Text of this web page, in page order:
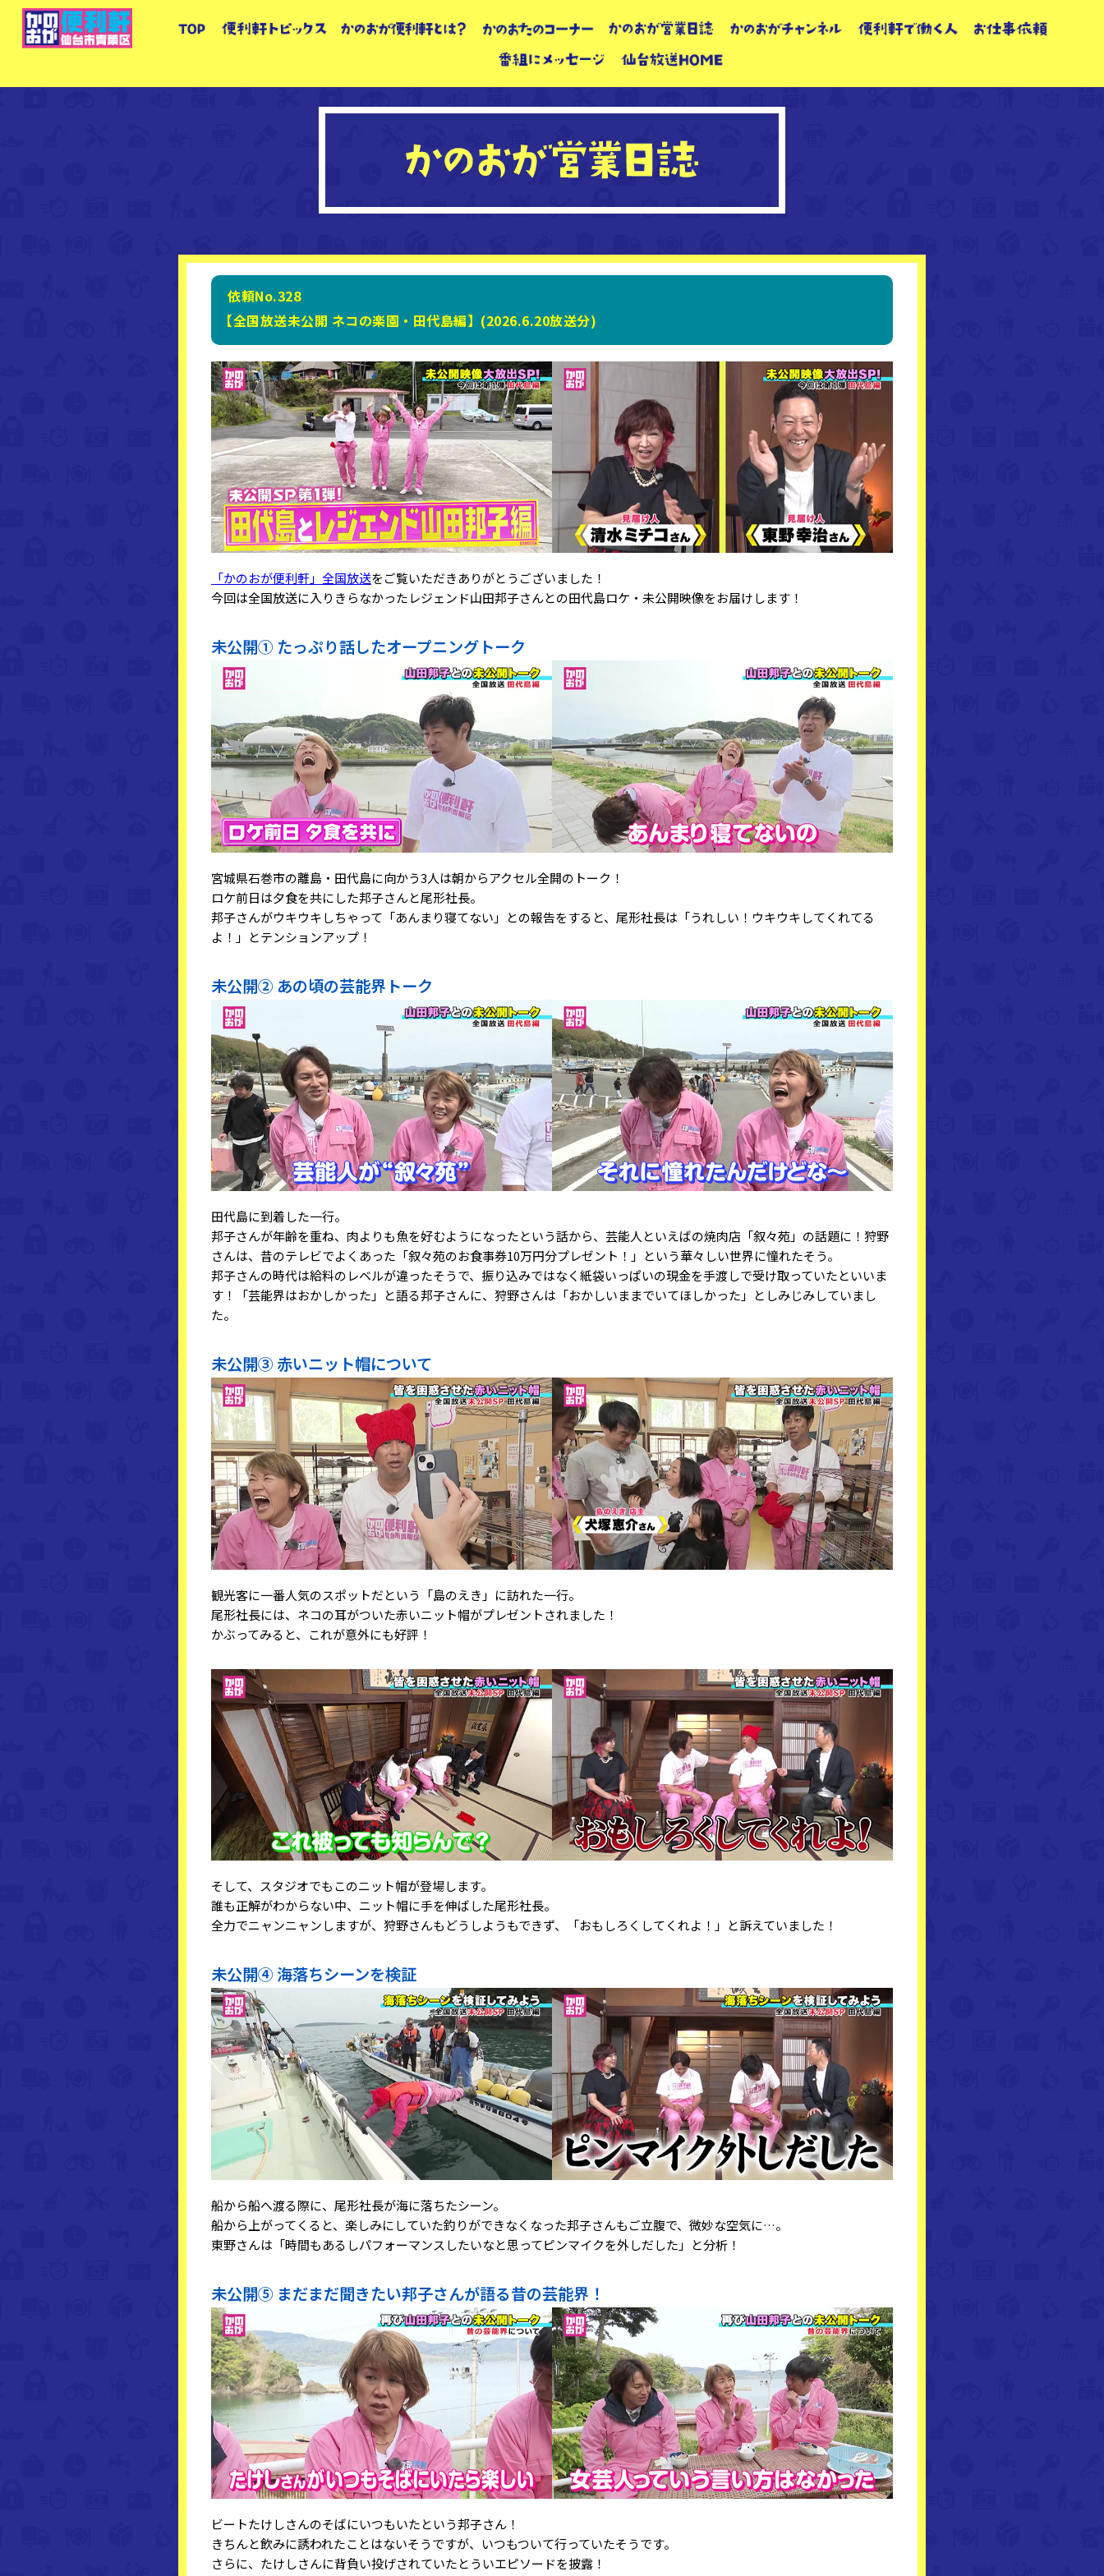
依頼No.328
【全国放送未公開 ネコの楽園・田代島編】(2026.6.20放送分)
「かのおが便利軒」全国放送をご覧いただきありがとうございました！
今回は全国放送に入りきらなかったレジェンド山田邦子さんとの田代島ロケ・未公開映像をお届けします！
未公開① たっぷり話したオープニングトーク
宮城県石巻市の離島・田代島に向かう3人は朝からアクセル全開のトーク！
ロケ前日は夕食を共にした邦子さんと尾形社長。
邦子さんがウキウキしちゃって「あんまり寝てない」との報告をすると、尾形社長は「うれしい！ウキウキしてくれてる
よ！」とテンションアップ！
未公開② あの頃の芸能界トーク
田代島に到着した一行。
邦子さんが年齢を重ね、肉よりも魚を好むようになったという話から、芸能人といえばの焼肉店「叙々苑」の話題に！狩野
さんは、昔のテレビでよくあった「叙々苑のお食事券10万円分プレゼント！」という華々しい世界に憧れたそう。
邦子さんの時代は給料のレベルが違ったそうで、振り込みではなく紙袋いっぱいの現金を手渡しで受け取っていたといいま
す！「芸能界はおかしかった」と語る邦子さんに、狩野さんは「おかしいままでいてほしかった」としみじみしていまし
た。
未公開③ 赤いニット帽について
観光客に一番人気のスポットだという「島のえき」に訪れた一行。
尾形社長には、ネコの耳がついた赤いニット帽がプレゼントされました！
かぶってみると、これが意外にも好評！
そして、スタジオでもこのニット帽が登場します。
誰も正解がわからない中、ニット帽に手を伸ばした尾形社長。
全力でニャンニャンしますが、狩野さんもどうしようもできず、「おもしろくしてくれよ！」と訴えていました！
未公開④ 海落ちシーンを検証
船から船へ渡る際に、尾形社長が海に落ちたシーン。
船から上がってくると、楽しみにしていた釣りができなくなった邦子さんもご立腹で、微妙な空気に…。
東野さんは「時間もあるしパフォーマンスしたいなと思ってピンマイクを外しだした」と分析！
未公開⑤ まだまだ聞きたい邦子さんが語る昔の芸能界！
ビートたけしさんのそばにいつもいたという邦子さん！
きちんと飲みに誘われたことはないそうですが、いつもついて行っていたそうです。
さらに、たけしさんに背負い投げされていたとういエピソードを披露！